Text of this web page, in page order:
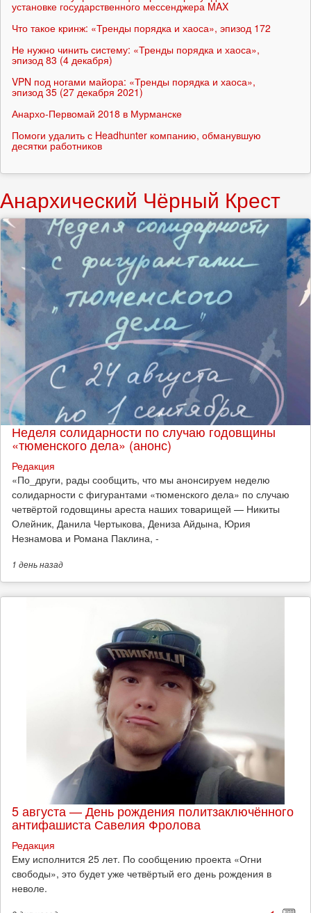
установке государственного мессенджера MAX
Что такое кринж: «Тренды порядка и хаоса», эпизод 172
Не нужно чинить систему: «Тренды порядка и хаоса»,
эпизод 83 (4 декабря)
VPN под ногами майора: «Тренды порядка и хаоса»,
эпизод 35 (27 декабря 2021)
Анархо-Первомай 2018 в Мурманске
Помоги удалить с Headhunter компанию, обманувшую
десятки работников
Анархический Чёрный Крест
Неделя солидарности по случаю годовщины
«тюменского дела» (анонс)
Редакция
​«По_други, рады сообщить, что мы анонсируем неделю
солидарности с фигурантами «тюменского дела» по случаю
четвёртой годовщины ареста наших товарищей — Никиты
Олейник, Данила Чертыкова, Дениза Айдына, Юрия
Незнамова и Романа Паклина, -
1 деньназад
5 августа — День рождения политзаключённого
антифашиста Савелия Фролова
Редакция
Ему исполнится 25 лет. По сообщению проекта «Огни
свободы», это будет уже четвёртый его день рождения в
неволе.